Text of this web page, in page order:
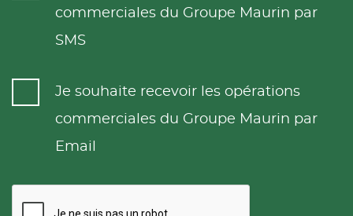
commerciales du Groupe Maurin par
SMS
Je souhaite recevoir les opérations
commerciales du Groupe Maurin par
Email